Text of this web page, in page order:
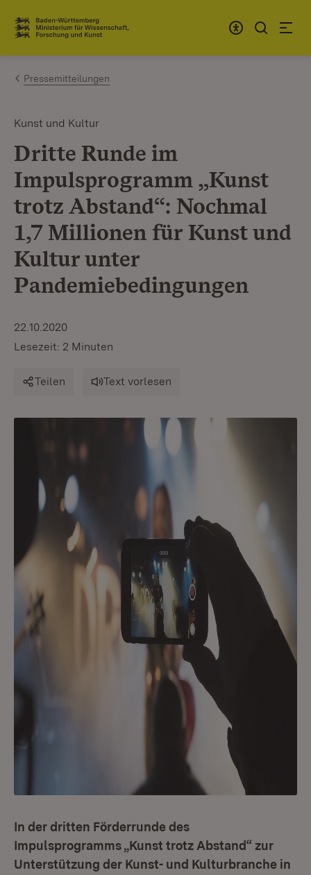
Zum Inhalt springen
Link zur Startseite
Pressemitteilungen
Kunst und Kultur
Dritte Runde im
Impulsprogramm „Kunst
trotz Abstand“: Nochmal
1,7 Millionen für Kunst und
Kultur unter
Pandemiebedingungen
22.10.2020
Lesezeit: 2 Minuten
Teilen Text vorlesen
In der dritten Förderrunde des
Impulsprogramms „Kunst trotz Abstand“ zur
Unterstützung der Kunst- und Kulturbranche in